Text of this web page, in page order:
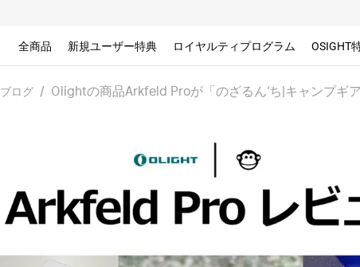
全商品 新規ユーザー特典 ロイヤルティプログラム OSIGHT
ブログ / Olightの商品Arkfeld Proが「のざるん‘ち|キャンプギ